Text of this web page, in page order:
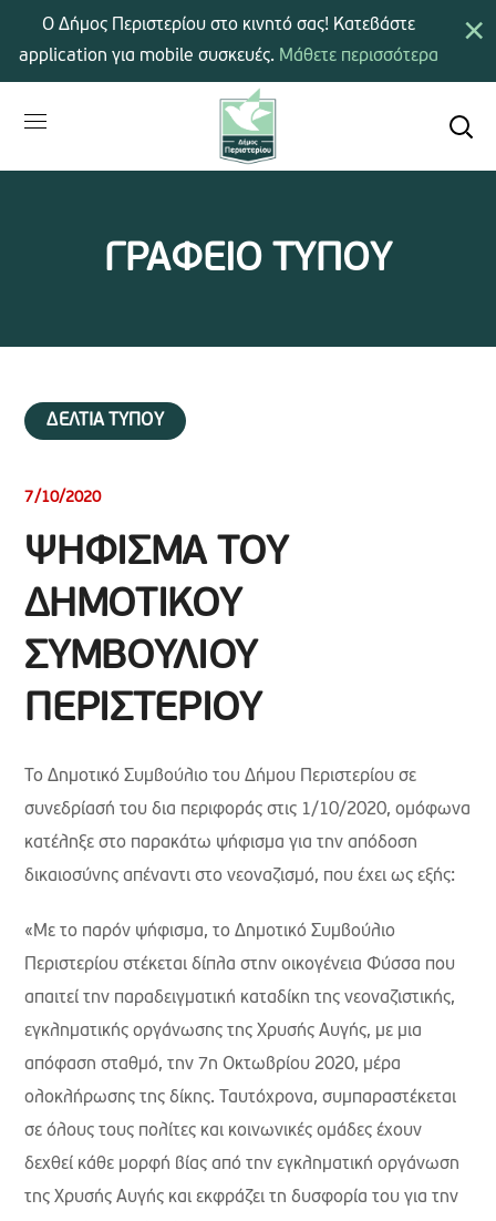
ΓΡΑΦΕΙΟ ΤΥΠΟΥ
ΔΕΛΤΙΑ ΤΥΠΟΥ
7/10/2020
ΨΗΦΙΣΜΑ ΤΟΥ
ΔΗΜΟΤΙΚΟΥ
ΣΥΜΒΟΥΛΙΟΥ
ΠΕΡΙΣΤΕΡΙΟΥ
Το Δημοτικό Συμβούλιο του Δήμου Περιστερίου σε
συνεδρίασή του δια περιφοράς στις 1/10/2020, ομόφωνα
κατέληξε στο παρακάτω ψήφισμα για την απόδοση
δικαιοσύνης απέναντι στο νεοναζισμό, που έχει ως εξής:
«Με το παρόν ψήφισμα, το Δημοτικό Συμβούλιο
Περιστερίου στέκεται δίπλα στην οικογένεια Φύσσα που
απαιτεί την παραδειγματική καταδίκη της νεοναζιστικής,
εγκληματικής οργάνωσης της Χρυσής Αυγής, με μια
απόφαση σταθμό, την 7η Οκτωβρίου 2020, μέρα
ολοκλήρωσης της δίκης. Ταυτόχρονα, συμπαραστέκεται
σε όλους τους πολίτες και κοινωνικές ομάδες έχουν
δεχθεί κάθε μορφή βίας από την εγκληματική οργάνωση
της Χρυσής Αυγής και εκφράζει τη δυσφορία του για την
×
Ο Δήμος Περιστερίου στο κινητό σας! Κατεβάστε
application για mobile συσκευές. Μάθετε περισσότερα